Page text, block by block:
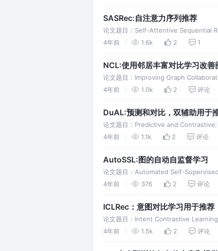
SASRec:自注意力序列推荐
论文题目：Self-Attentive Sequential
4年前
1.6k 2 1
NCL:使用邻居丰富对比学习改善
论文题目：Improving Graph
4年前
1.0k 2 评论
DuAL:预测和对比，双辅助用于
论文题目：Predictive and
4年前
1.1k 2 评论
AutoSSL:图的自动自监督学习
论文题目：Automated Self-
4年前
376 2 评论
ICLRec：意图对比学习用于推荐
论文题目：Intent Contrastive
4年前
1.5k 2 评论